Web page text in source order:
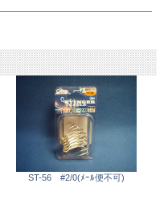
ST-56 #2/0(ﾒｰﾙ便不可)